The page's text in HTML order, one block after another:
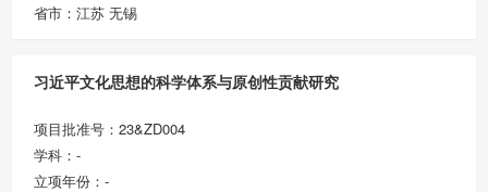
省市：江苏 无锡
习近平文化思想的科学体系与原创性贡献研究
项目批准号：23&ZD004
学科：-
立项年份：-